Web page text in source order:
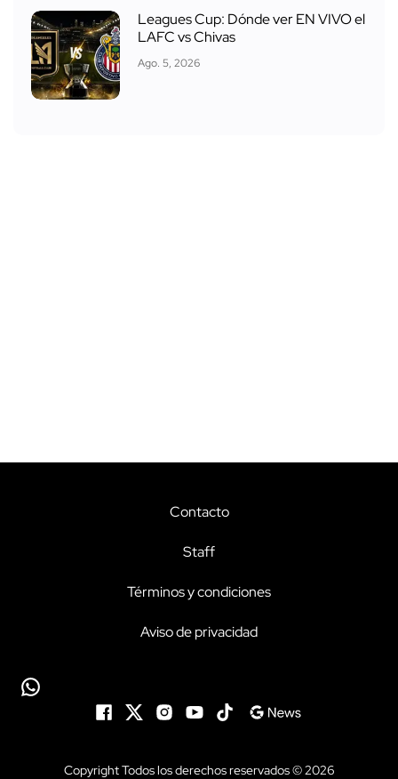
Leagues Cup: Dónde ver EN VIVO el
LAFC vs Chivas
Ago. 5, 2026
Contacto
Staff
Términos y condiciones
Aviso de privacidad
Copyright Todos los derechos reservados © 2026